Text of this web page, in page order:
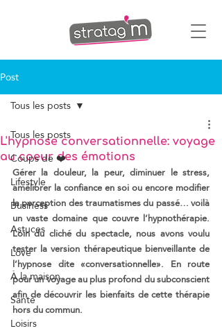
Post
Tous les posts
Coups de ❤️
Lifestyle
Business
Astuces
Love
À la maison
Santé
Loisirs
Tous les posts
L'hypnose conversationnelle: voyage
au coeur des émotions
Gérer la douleur, la peur, diminuer le stress,
améliorer la confiance en soi ou encore modifier
la perception des traumatismes du passé… voilà
un vaste domaine que couvre l’hypnothérapie.
Loin du cliché du spectacle, nous avons voulu
tester la version thérapeutique bienveillante de
l’hypnose dite «conversationnelle». En route
pour un voyage au plus profond du subconscient
afin de découvrir les bienfaits de cette thérapie
hors du commun.